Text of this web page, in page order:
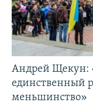
Андрей Щекун:
единственный
меньшинство»